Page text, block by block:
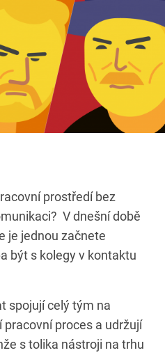
prostředí bez
V dnešní době
je jednou začnete
být s kolegy v kontaktu
spojují celý tým na
proces a udržují
s tolika nástroji na trhu